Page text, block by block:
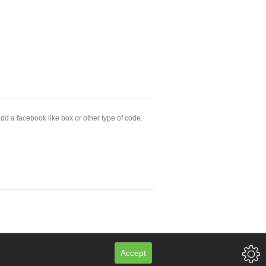
a facebook like box or other type of code.
Accept